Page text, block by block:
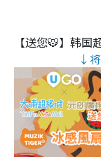
【送您🐯】韩国
↓